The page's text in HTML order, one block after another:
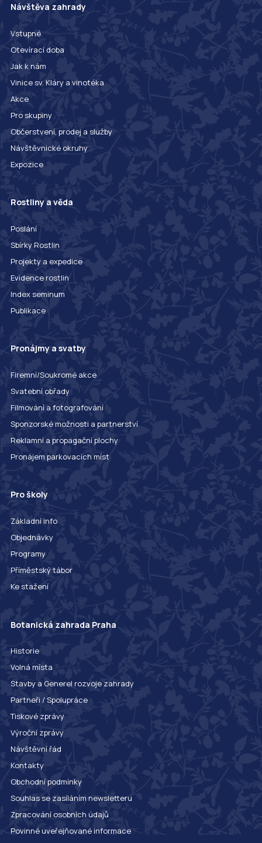
Návštěva zahrady
Vstupné
Otevírací doba
Jak k nám
Vinice sv. Kláry a vinotéka
Akce
Pro skupiny
Občerstvení, prodej a služby
Návštěvnické okruhy
Expozice
Rostliny a věda
Poslání
Sbírky Rostlin
Projekty a expedice
Evidence rostlin
Index seminum
Publikace
Pronájmy a svatby
Firemní/Soukromé akce
Svatební obřady
Filmování a fotografování
Sponzorské možnosti a partnerství
Reklamní a propagační plochy
Pronájem parkovacích míst
Pro školy
Základní info
Objednávky
Programy
Příměstský tábor
Ke stažení
Botanická zahrada Praha
Historie
Volná místa
Stavby a Generel rozvoje zahrady
Partneři / Spolupráce
Tiskové zprávy
Výroční zprávy
Návštěvní řád
Kontakty
Obchodní podmínky
Souhlas se zasíláním newsletteru
Zpracování osobních údajů
Povinné uveřejňované informace